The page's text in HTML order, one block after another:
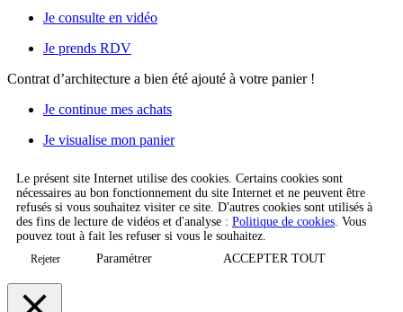
Je consulte en vidéo
Je prends RDV
Contrat d’architecture a bien été ajouté à votre panier !
Je continue mes achats
Je visualise mon panier
Le présent site Internet utilise des cookies. Certains cookies sont
nécessaires au bon fonctionnement du site Internet et ne peuvent être
refusés si vous souhaitez visiter ce site. D'autres cookies sont utilisés à
des fins de lecture de vidéos et d'analyse : Politique de cookies. Vous
pouvez tout à fait les refuser si vous le souhaitez.
Rejeter Paramétrer ACCEPTER TOUT